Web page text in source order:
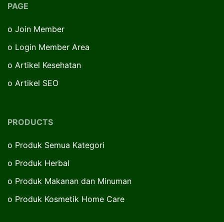
PAGE
o Join Member
o Login Member Area
o Artikel Kesehatan
o Artikel SEO
PRODUCTS
o Produk Semua Kategori
o Produk Herbal
o Produk Makanan dan Minuman
o Produk Kosmetik Home Care